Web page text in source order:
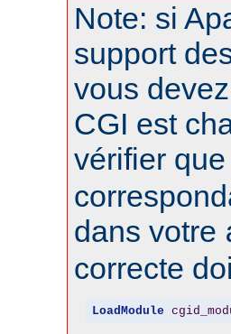
Note: si
support
vous
CGI est
vérifier
dans votre
correcte
LoadModule